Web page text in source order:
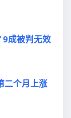
9成被判无效
二个月上涨